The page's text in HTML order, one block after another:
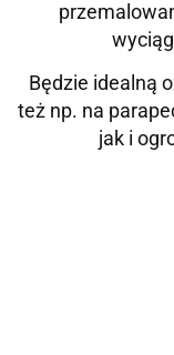
Będzie idealną
też np. na
jak i